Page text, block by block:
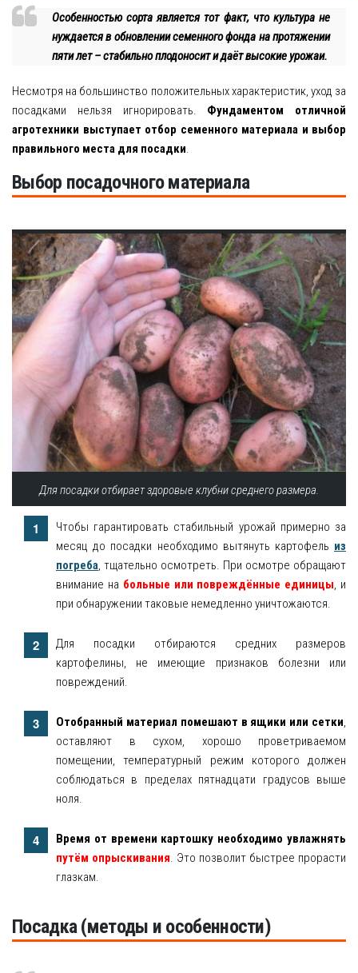
Особенностью сорта является тот факт, что культура не
нуждается в обновлении семенного фонда на протяжении
пяти лет – стабильно плодоносит и даёт высокие урожаи.
Несмотря на большинство положительных характеристик, уход за
посадками нельзя игнорировать. Фундаментом отличной
агротехники выступает отбор семенного материала и выбор
правильного места для посадки.
Выбор посадочного материала
Для посадки отбирает здоровые клубни среднего размера.
Чтобы гарантировать стабильный урожай примерно за
месяц до посадки необходимо вытянуть картофель из
погреба, тщательно осмотреть. При осмотре обращают
внимание на больные или повреждённые единицы, и
при обнаружении таковые немедленно уничтожаются.
Для посадки отбираются средних размеров
картофелины, не имеющие признаков болезни или
повреждений.
Отобранный материал помешают в ящики или сетки,
оставляют в сухом, хорошо проветриваемом
помещении, температурный режим которого должен
соблюдаться в пределах пятнадцати градусов выше
ноля.
Время от времени картошку необходимо увлажнять
путём опрыскивания. Это позволит быстрее прорасти
глазкам.
Посадка (методы и особенности)